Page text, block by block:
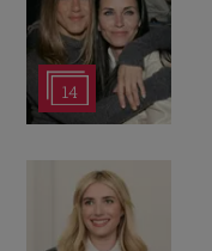
14